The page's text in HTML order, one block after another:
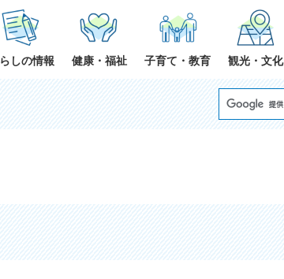
しの情報 健康・福祉 子育て・教育 観光・文化